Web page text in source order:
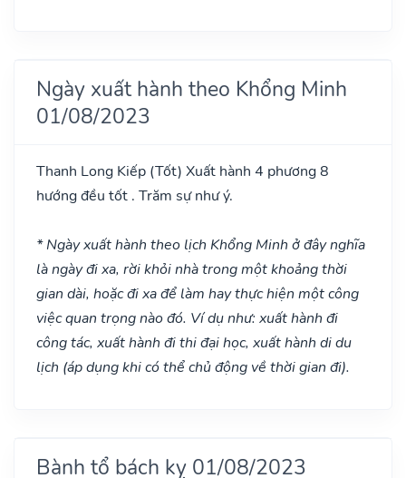
Ngày xuất hành theo Khổng Minh
01/08/2023
Thanh Long Kiếp (Tốt) Xuất hành 4 phương 8
hướng đều tốt . Trăm sự như ý.
* Ngày xuất hành theo lịch Khổng Minh ở đây nghĩa
là ngày đi xa, rời khỏi nhà trong một khoảng thời
gian dài, hoặc đi xa để làm hay thực hiện một công
việc quan trọng nào đó. Ví dụ như: xuất hành đi
công tác, xuất hành đi thi đại học, xuất hành di du
lịch (áp dụng khi có thể chủ động về thời gian đi).
Bành tổ bách kỵ 01/08/2023